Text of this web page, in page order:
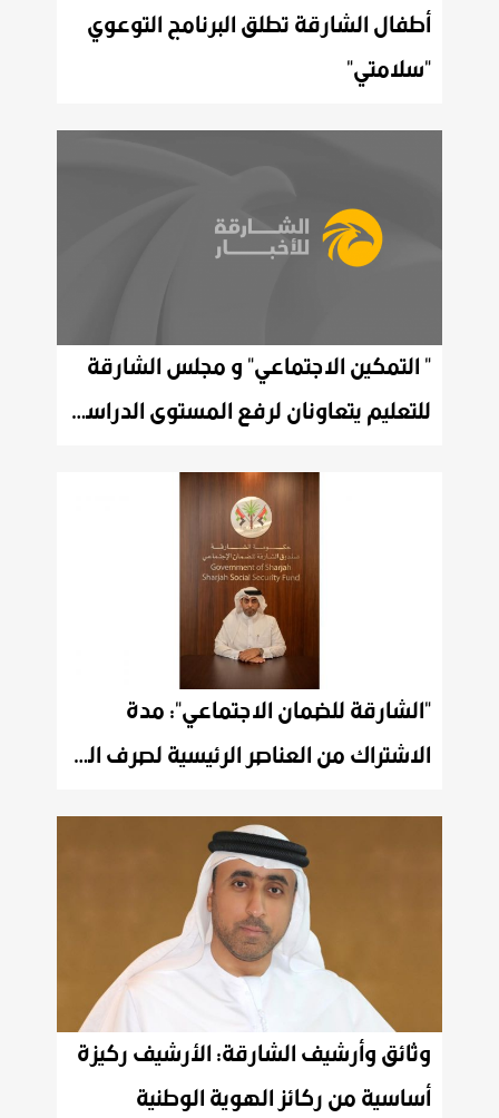
أطفال الشارقة تطلق البرنامج التوعوي
"سلامتي"
" التمكين الاجتماعي" و مجلس الشارقة
للتعليم يتعاونان لرفع المستوى الدراسي للطلبة الأيتام
"الشارقة للضمان الاجتماعي": مدة
الاشتراك من العناصر الرئيسية لصرف الحقوق التأمينية
وثائق وأرشيف الشارقة: الأرشيف ركيزة
أساسية من ركائز الهوية الوطنية